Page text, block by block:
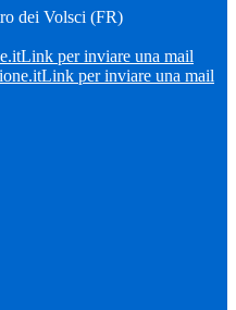
dei Volsci (FR)
Link per inviare una mail
Link per inviare una mail